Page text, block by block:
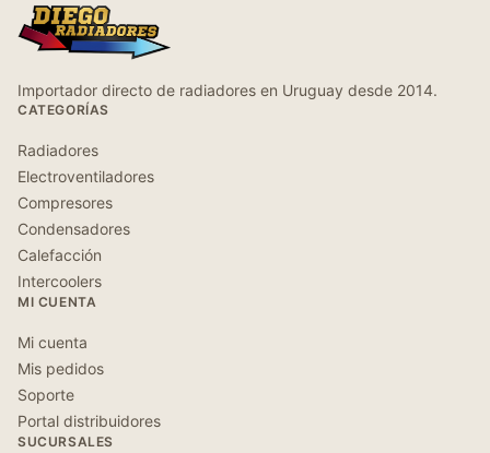
Importador directo de radiadores en Uruguay desde 2014.
CATEGORÍAS
Radiadores
Electroventiladores
Compresores
Condensadores
Calefacción
Intercoolers
MI CUENTA
Mi cuenta
Mis pedidos
Soporte
Portal distribuidores
SUCURSALES